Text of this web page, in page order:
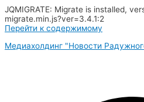
JQMIGRATE: Migrate is installed,
migrate.min.js?ver=3.4.1:2
Перейти к содержимому
Медиахолдинг "Новости